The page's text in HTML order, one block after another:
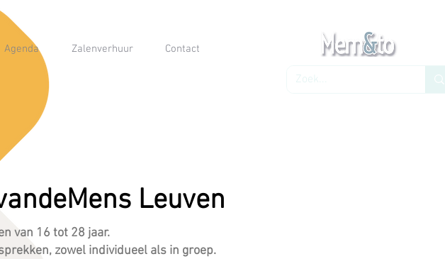
Agenda Zalenverhuur Contact
Leuven
van 16 tot 28 jaar.
zowel individueel als in groep.